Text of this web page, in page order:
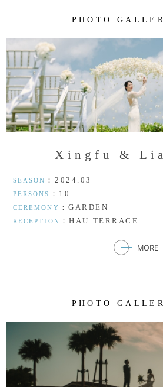
P HO TO G A L LE R
X i n gf u & Lia
SEASON ：2024.03
PERSONS ：10
CEREMONY ：GARDEN
RECEPTION ：HAU TERRACE
MORE
P HO TO G A L LE R